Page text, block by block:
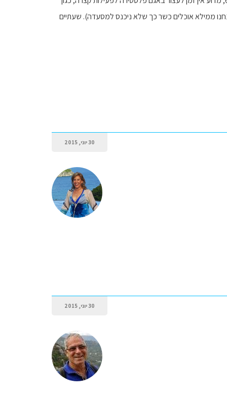
זריזה (סנדביצים - אנחנו ממילא אוכלים כשר כך שלא ניכנס למסעדה). שעתיים
30 יוני, 2015
30 יוני, 2015